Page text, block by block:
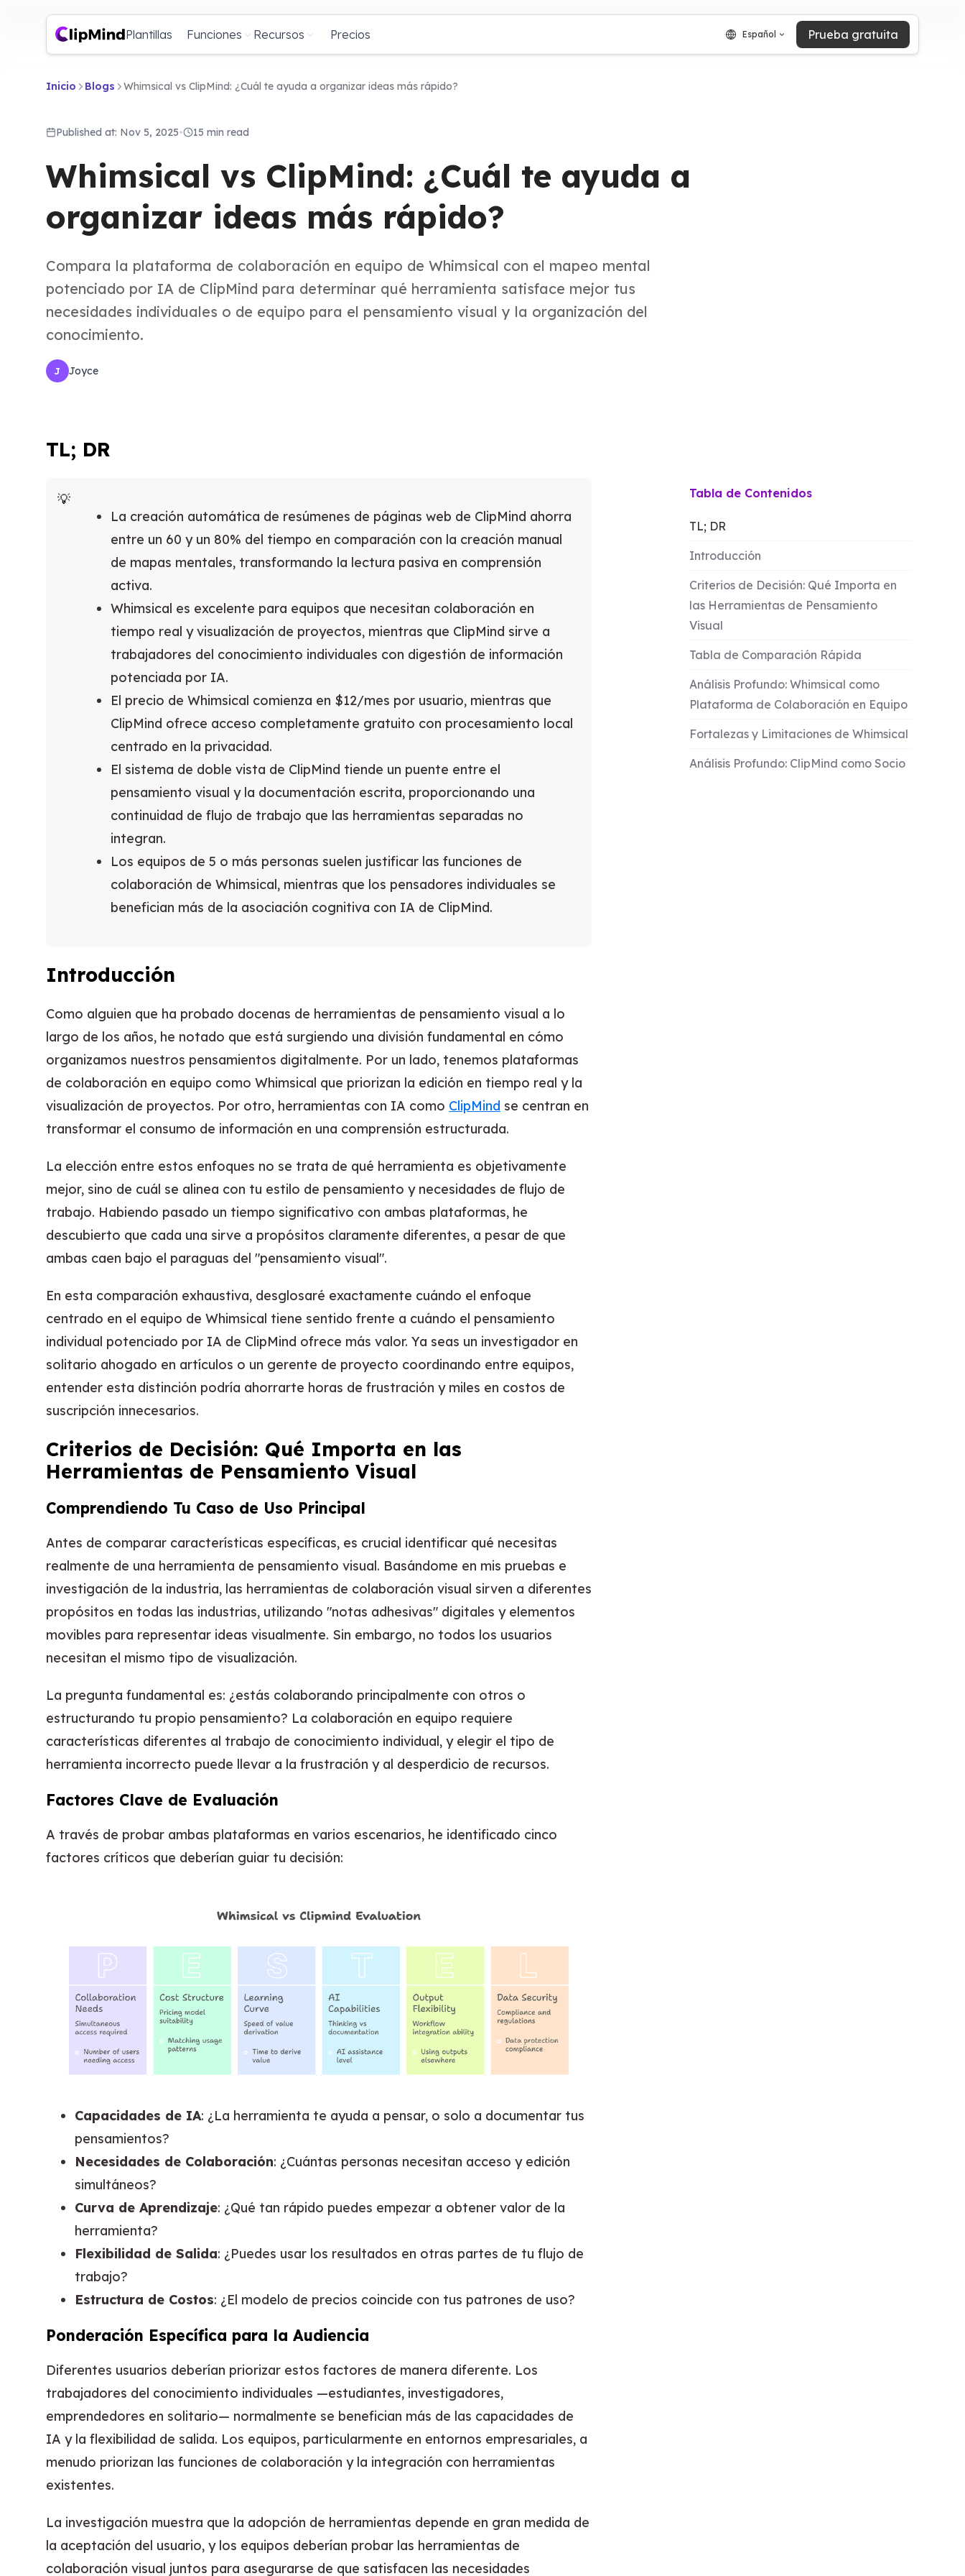
Plantillas Funciones Recursos Precios Español Prueba gratuita
Inicio Blogs Whimsical vs ClipMind: ¿Cuál te ayuda a organizar ideas más rápido?
Published at: Nov 5, 2025• 15 min read
Whimsical vs ClipMind: ¿Cuál te ayuda a
organizar ideas más rápido?
Compara la plataforma de colaboración en equipo de Whimsical con el mapeo mental
potenciado por IA de ClipMind para determinar qué herramienta satisface mejor tus
necesidades individuales o de equipo para el pensamiento visual y la organización del
conocimiento.
J Joyce
TL; DR
La creación automática de resúmenes de páginas web de ClipMind ahorra
entre un 60 y un 80% del tiempo en comparación con la creación manual
de mapas mentales, transformando la lectura pasiva en comprensión
activa.
Whimsical es excelente para equipos que necesitan colaboración en
tiempo real y visualización de proyectos, mientras que ClipMind sirve a
trabajadores del conocimiento individuales con digestión de información
potenciada por IA.
El precio de Whimsical comienza en $12/mes por usuario, mientras que
ClipMind ofrece acceso completamente gratuito con procesamiento local
centrado en la privacidad.
El sistema de doble vista de ClipMind tiende un puente entre el
pensamiento visual y la documentación escrita, proporcionando una
continuidad de flujo de trabajo que las herramientas separadas no
integran.
Los equipos de 5 o más personas suelen justificar las funciones de
colaboración de Whimsical, mientras que los pensadores individuales se
benefician más de la asociación cognitiva con IA de ClipMind.
Introducción
Como alguien que ha probado docenas de herramientas de pensamiento visual a lo
largo de los años, he notado que está surgiendo una división fundamental en cómo
organizamos nuestros pensamientos digitalmente. Por un lado, tenemos plataformas
de colaboración en equipo como Whimsical que priorizan la edición en tiempo real y la
visualización de proyectos. Por otro, herramientas con IA como ClipMind se centran en
transformar el consumo de información en una comprensión estructurada.
La elección entre estos enfoques no se trata de qué herramienta es objetivamente
mejor, sino de cuál se alinea con tu estilo de pensamiento y necesidades de flujo de
trabajo. Habiendo pasado un tiempo significativo con ambas plataformas, he
descubierto que cada una sirve a propósitos claramente diferentes, a pesar de que
ambas caen bajo el paraguas del "pensamiento visual".
En esta comparación exhaustiva, desglosaré exactamente cuándo el enfoque
centrado en el equipo de Whimsical tiene sentido frente a cuándo el pensamiento
individual potenciado por IA de ClipMind ofrece más valor. Ya seas un investigador en
solitario ahogado en artículos o un gerente de proyecto coordinando entre equipos,
entender esta distinción podría ahorrarte horas de frustración y miles en costos de
suscripción innecesarios.
Criterios de Decisión: Qué Importa en las
Herramientas de Pensamiento Visual
Comprendiendo Tu Caso de Uso Principal
Antes de comparar características específicas, es crucial identificar qué necesitas
realmente de una herramienta de pensamiento visual. Basándome en mis pruebas e
investigación de la industria, las herramientas de colaboración visual sirven a diferentes
propósitos en todas las industrias, utilizando "notas adhesivas" digitales y elementos
movibles para representar ideas visualmente. Sin embargo, no todos los usuarios
necesitan el mismo tipo de visualización.
La pregunta fundamental es: ¿estás colaborando principalmente con otros o
estructurando tu propio pensamiento? La colaboración en equipo requiere
características diferentes al trabajo de conocimiento individual, y elegir el tipo de
herramienta incorrecto puede llevar a la frustración y al desperdicio de recursos.
Factores Clave de Evaluación
A través de probar ambas plataformas en varios escenarios, he identificado cinco
factores críticos que deberían guiar tu decisión:
Capacidades de IA: ¿La herramienta te ayuda a pensar, o solo a documentar tus
pensamientos?
Necesidades de Colaboración: ¿Cuántas personas necesitan acceso y edición
simultáneos?
Curva de Aprendizaje: ¿Qué tan rápido puedes empezar a obtener valor de la
herramienta?
Flexibilidad de Salida: ¿Puedes usar los resultados en otras partes de tu flujo de
trabajo?
Estructura de Costos: ¿El modelo de precios coincide con tus patrones de uso?
Ponderación Específica para la Audiencia
Diferentes usuarios deberían priorizar estos factores de manera diferente. Los
trabajadores del conocimiento individuales —estudiantes, investigadores,
emprendedores en solitario— normalmente se benefician más de las capacidades de
IA y la flexibilidad de salida. Los equipos, particularmente en entornos empresariales, a
menudo priorizan las funciones de colaboración y la integración con herramientas
existentes.
La investigación muestra que la adopción de herramientas depende en gran medida de
la aceptación del usuario, y los equipos deberían probar las herramientas de
colaboración visual juntos para asegurarse de que satisfacen las necesidades
Tabla de Contenidos
TL; DR
Introducción
Criterios de Decisión: Qué Importa en
las Herramientas de Pensamiento
Visual
Tabla de Comparación Rápida
Análisis Profundo: Whimsical como
Plataforma de Colaboración en Equipo
Fortalezas y Limitaciones de Whimsical
Análisis Profundo: ClipMind como Socio